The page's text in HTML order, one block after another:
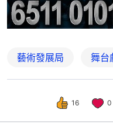
藝術發展局 舞台
16 0